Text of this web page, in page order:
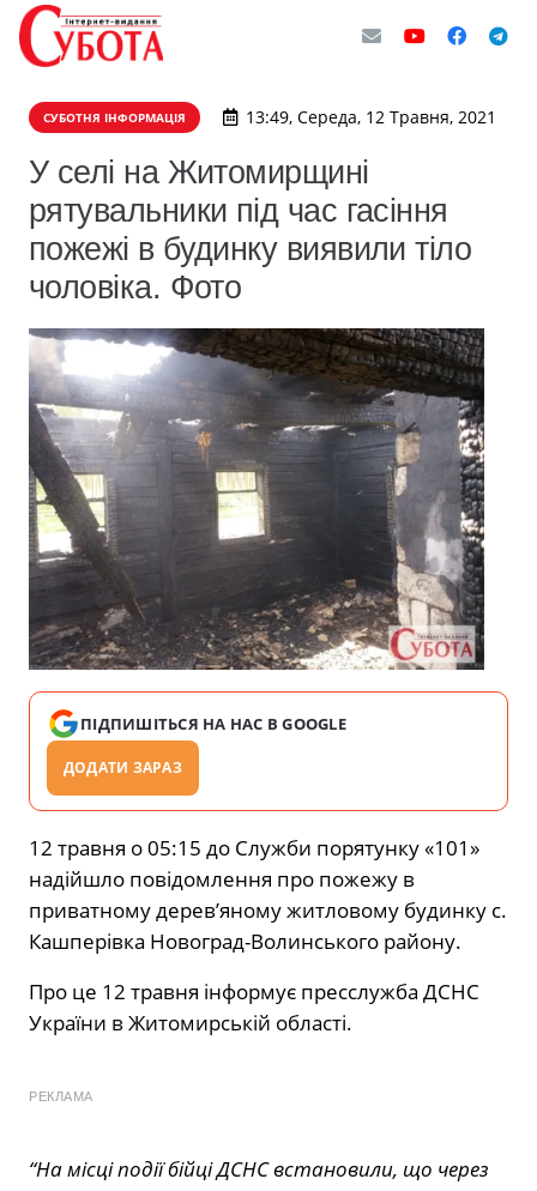
СУБОТНЯ ІНФОРМАЦІЯ 13:49, Середа, 12 Травня, 2021
У селі на Житомирщині
рятувальники під час гасіння
пожежі в будинку виявили тіло
чоловіка. Фото
ПІДПИШІТЬСЯ НА НАС В GOOGLE
ДОДАТИ ЗАРАЗ
12 травня о 05:15 до Служби порятунку «101»
надійшло повідомлення про пожежу в
приватному дерев’яному житловому будинку с.
Кашперівка Новоград-Волинського району.
Про це 12 травня інформує пресслужба ДСНС
України в Житомирській області.
РЕКЛАМА
“На місці події бійці ДСНС встановили, що через